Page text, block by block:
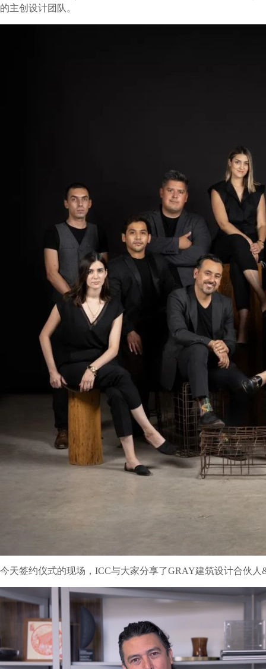
的主创设计团队。
今天签约仪式的现场，ICC与大家分享了GRAY建筑设计合伙人